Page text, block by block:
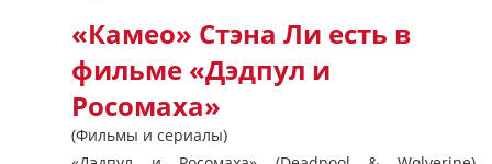
«Камео» Стэна Ли есть в
фильме «Дэдпул и
Росомаха»
(Фильмы и сериалы)